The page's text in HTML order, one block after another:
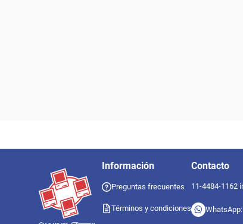
Información
Preguntas frecuentes
Términos y condiciones
Contacto
11-4484-1162